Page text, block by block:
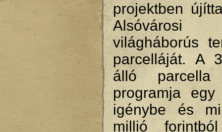
projektben
világháborús
parcelláját. A
álló parcella
programja
igénybe és
millió